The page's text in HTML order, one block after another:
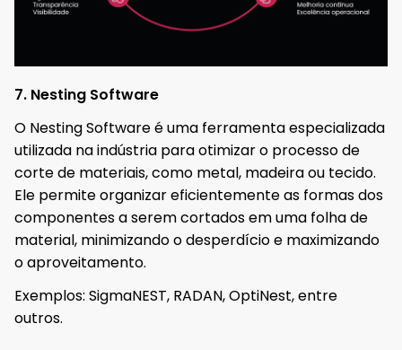
7. Nesting Software
O Nesting Software é uma ferramenta especializada
utilizada na indústria para otimizar o processo de
corte de materiais, como metal, madeira ou tecido.
Ele permite organizar eficientemente as formas dos
componentes a serem cortados em uma folha de
material, minimizando o desperdício e maximizando
o aproveitamento.
Exemplos: SigmaNEST, RADAN, OptiNest, entre
outros.